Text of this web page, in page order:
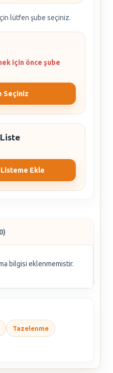
lütfen şube seçiniz.
için önce şube
Seçiniz
Ekle
bilgisi eklenmemistir.
Tazelenme